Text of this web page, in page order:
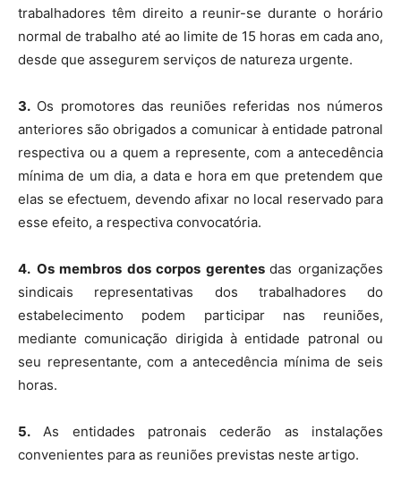
trabalhadores têm direito a reunir-se durante o horário
normal de trabalho até ao limite de 15 horas em cada ano,
desde que assegurem serviços de natureza urgente.
3. Os promotores das reuniões referidas nos números
anteriores são obrigados a comunicar à entidade patronal
respectiva ou a quem a represente, com a antecedência
mínima de um dia, a data e hora em que pretendem que
elas se efectuem, devendo afixar no local reservado para
esse efeito, a respectiva convocatória.
4. Os membros dos corpos gerentesdas organizações
sindicais representativas dos trabalhadores do
estabelecimento podem participar nas reuniões,
mediante comunicação dirigida à entidade patronal ou
seu representante, com a antecedência mínima de seis
horas.
5. As entidades patronais cederão as instalações
convenientes para as reuniões previstas neste artigo.